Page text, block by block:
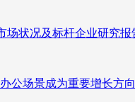
场状况及标杆企业研究报
公场景成为重要增长方向